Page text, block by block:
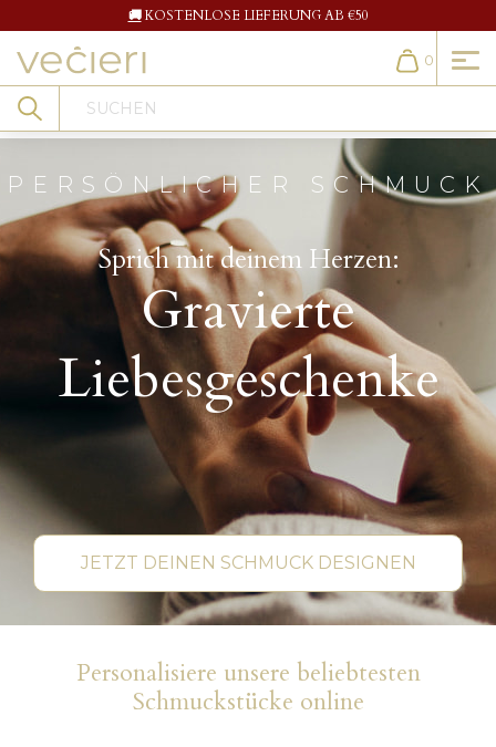
🚚KOSTENLOSE LIEFERUNG AB €50
Search
Cart
0
PERSÖNLICHER SCHMUCK
Sprich mit deinem Herzen:
Gravierte
Liebesgeschenke
JETZT DEINEN SCHMUCK DESIGNEN
Personalisiere unsere beliebtesten
Schmuckstücke online